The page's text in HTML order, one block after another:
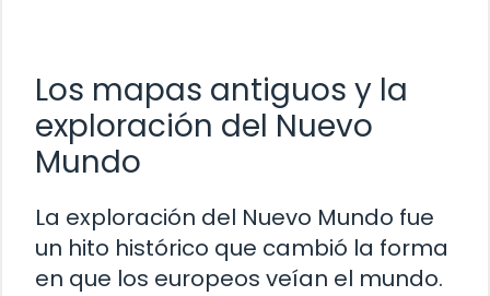
Los mapas antiguos y la
exploración del Nuevo
Mundo
La exploración del Nuevo Mundo fue
un hito histórico que cambió la forma
en que los europeos veían el mundo.